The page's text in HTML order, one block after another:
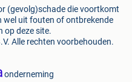
(gevolg)schade die voortkomt
wel uit fouten of ontbrekende
op deze site.
Alle rechten voorbehouden.
onderneming